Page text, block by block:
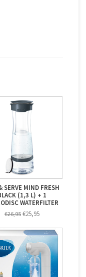
SERVE MIND FRESH
(1,3 L) + 1
WATERFILTER
€26,95 €25,95